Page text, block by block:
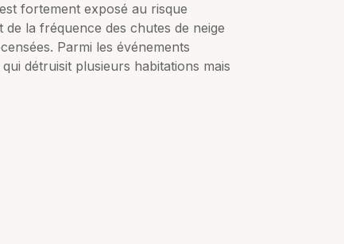
fortement exposé au risque
la fréquence des chutes de neige
Parmi les événements
qui détruisit plusieurs habitations mais